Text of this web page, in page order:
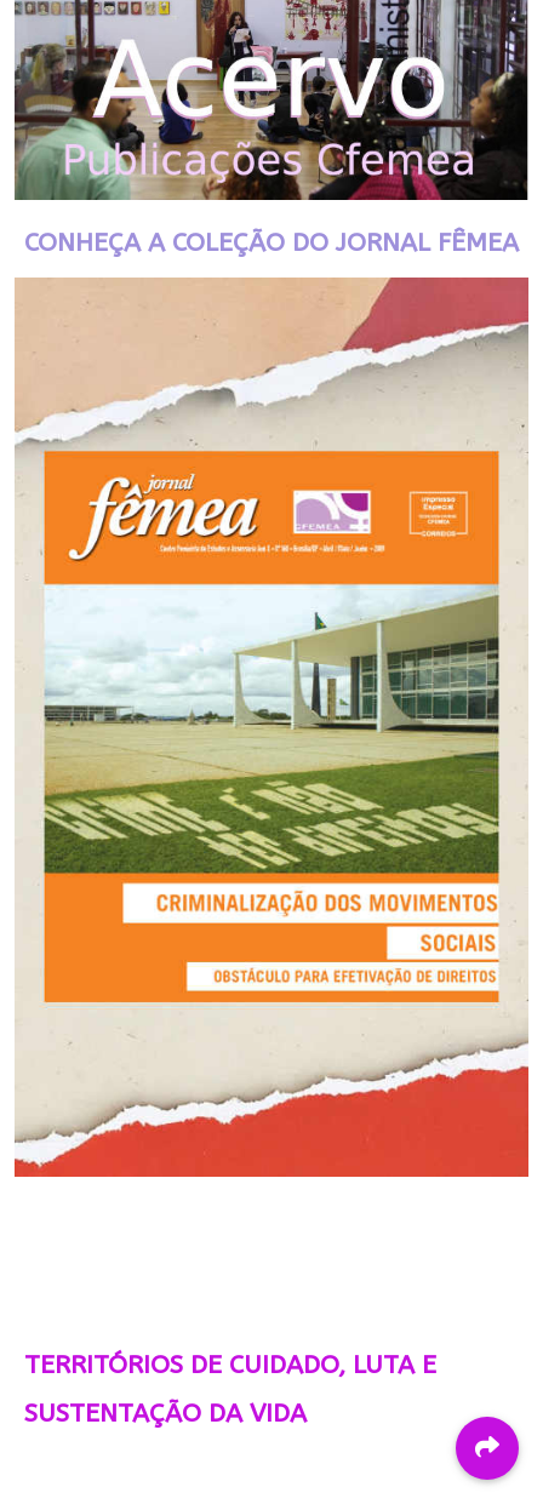
CONHEÇA A COLEÇÃO DO JORNAL FÊMEA
TERRITÓRIOS DE CUIDADO, LUTA E
SUSTENTAÇÃO DA VIDA